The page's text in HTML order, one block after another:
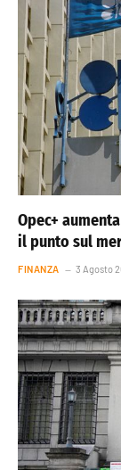
Opec+
il punto sul
FINANZA 3 Agosto